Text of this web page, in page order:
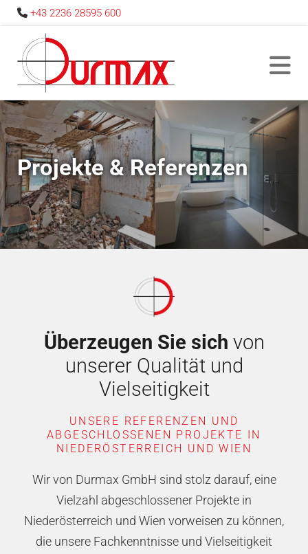
 +43 2236 28595 600
Projekte & Referenzen
Überzeugen Sie sich von
unserer Qualität und
Vielseitigkeit
UNSERE REFERENZEN UND
ABGESCHLOSSENEN PROJEKTE IN
NIEDERÖSTERREICH UND WIEN
Wir von Durmax GmbH sind stolz darauf, eine
Vielzahl abgeschlossener Projekte in
Niederösterreich und Wien vorweisen zu können,
die unsere Fachkenntnisse und Vielseitigkeit